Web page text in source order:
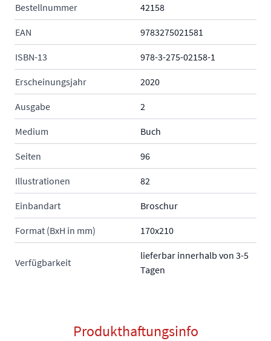
Bestellnummer 42158
EAN 9783275021581
ISBN-13 978-3-275-02158-1
Erscheinungsjahr 2020
Ausgabe 2
Medium Buch
Seiten 96
Illustrationen 82
Einbandart Broschur
Format (BxH in mm) 170x210
Verfügbarkeit
lieferbar innerhalb von 3-5
Tagen
Produkthaftungsinfo